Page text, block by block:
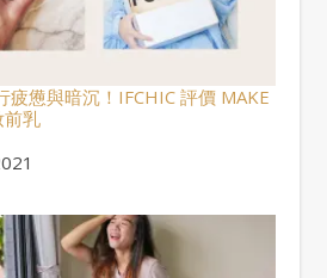
疲憊與暗沉！IFCHIC 評價 MAKE
前乳